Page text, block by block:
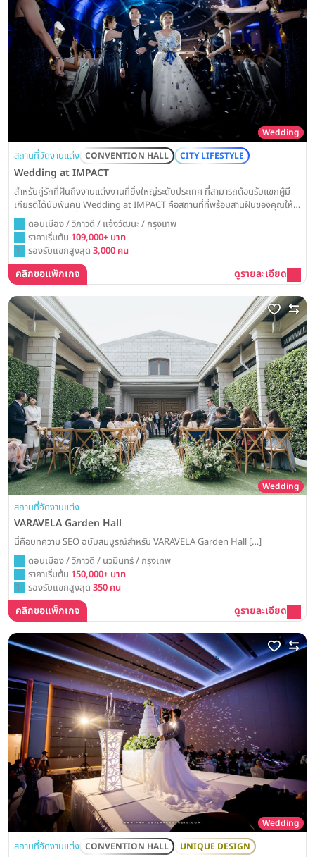
Wedding
สถานที่จัดงานแต่ง CONVENTION HALL CITY LIFESTYLE
Wedding at IMPACT
สำหรับคู่รักที่ฝันถึงงานแต่งงานที่ยิ่งใหญ่ระดับประเทศ ที่สามารถต้อนรับแขกผู้มี
เกียรติได้นับพันคน Wedding at IMPACT คือสถานที่ที่พร้อมสานฝันของคุณให้
เป็นจริง ด้วยพื้นที่จัดเลี้ยงขนาดมหึมาและทีมงานมืออาชีพ
ดอนเมือง / วิภาวดี / แจ้งวัฒนะ / กรุงเทพ
ราคาเริ่มต้น 109,000+ บาท
รองรับแขกสูงสุด 3,000 คน
คลิกขอแพ็กเกจ ดูรายละเอียด
Wedding
สถานที่จัดงานแต่ง
VARAVELA Garden Hall
นี่คือบทความ SEO ฉบับสมบูรณ์สำหรับ VARAVELA Garden Hall […]
ดอนเมือง / วิภาวดี / นวมินทร์ / กรุงเทพ
ราคาเริ่มต้น 150,000+ บาท
รองรับแขกสูงสุด 350 คน
คลิกขอแพ็กเกจ ดูรายละเอียด
Wedding
สถานที่จัดงานแต่ง CONVENTION HALL UNIQUE DESIGN